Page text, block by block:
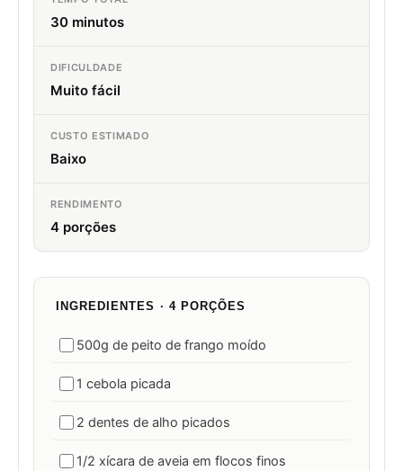
30 minutos
DIFICULDADE
Muito fácil
CUSTO ESTIMADO
Baixo
RENDIMENTO
4 porções
INGREDIENTES · 4 PORÇÕES
500g de peito de frango moído
1 cebola picada
2 dentes de alho picados
1/2 xícara de aveia em flocos finos